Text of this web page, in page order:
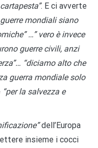
. E ci avverte
mondiali siano
…” vero è invece
guerre civili, anzi
“diciamo alto che
guerra mondiale solo
“per la salvezza e
dell’Europa
insieme i cocci